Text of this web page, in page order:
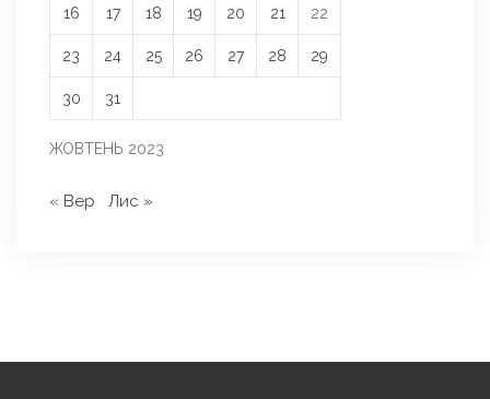
ЖОВТЕНЬ 2023
16 17 18 19 20 21 22
23 24 25 26 27 28 29
30 31
« Вер Лис »